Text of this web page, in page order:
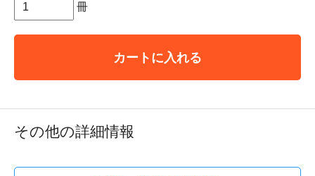
冊
カートに入れる
その他の詳細情報